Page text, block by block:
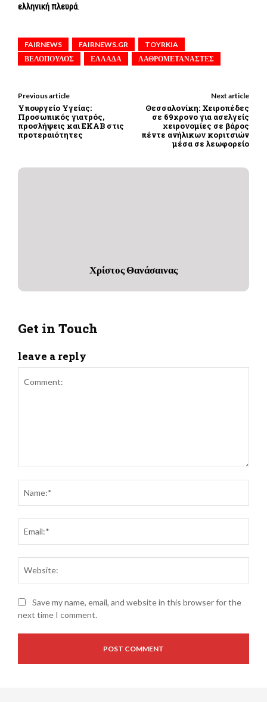
ελληνική πλευρά.
FAIRNEWS FAIRNEWS.GR
TOYRKIA
ΒΕΛΟΠΟΥΛΟΣ
ΕΛΛΑΔΑ ΛΑΘΡΟΜΕΤΑΝΑΣΤΕΣ
Previous article
Υπουργείο Υγείας:
Προσωπικός γιατρός,
προσλήψεις και ΕΚΑΒ στις
προτεραιότητες
Next article
Θεσσαλονίκη: Χειροπέδες
σε 69χρονο για ασελγείς
χειρονομίες σε βάρος
πέντε ανήλικων κοριτσιών
μέσα σε λεωφορείο
Χρίστος Θανάσαινας
Get in Touch
leave a reply
Save my name, email, and website in this browser for the
next time I comment.